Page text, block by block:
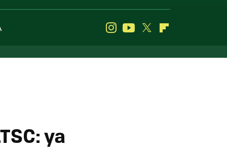
InstagramYoutube
Twitter
ya